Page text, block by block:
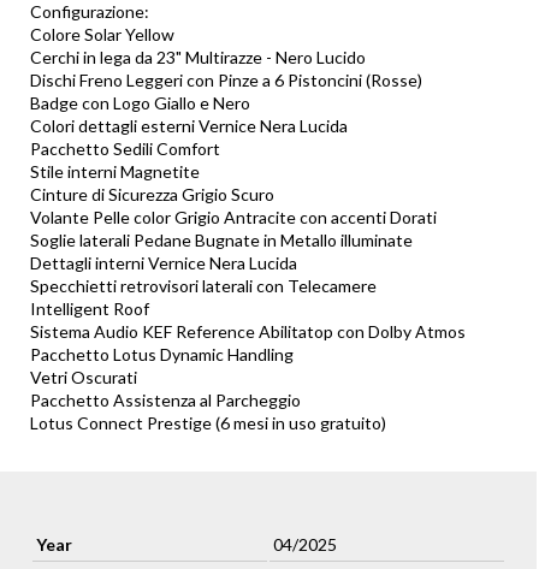
Configurazione:
Colore Solar Yellow
Cerchi in lega da 23" Multirazze - Nero Lucido
Dischi Freno Leggeri con Pinze a 6 Pistoncini (Rosse)
Badge con Logo Giallo e Nero
Colori dettagli esterni Vernice Nera Lucida
Pacchetto Sedili Comfort
Stile interni Magnetite
Cinture di Sicurezza Grigio Scuro
Volante Pelle color Grigio Antracite con accenti Dorati
Soglie laterali Pedane Bugnate in Metallo illuminate
Dettagli interni Vernice Nera Lucida
Specchietti retrovisori laterali con Telecamere
Intelligent Roof
Sistema Audio KEF Reference Abilitatop con Dolby Atmos
Pacchetto Lotus Dynamic Handling
Vetri Oscurati
Pacchetto Assistenza al Parcheggio
Lotus Connect Prestige (6 mesi in uso gratuito)
Year
04/2025